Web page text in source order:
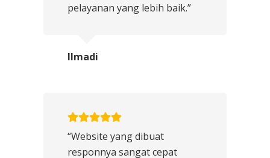
pelayanan yang lebih baik.”
Ilmadi
“Website yang dibuat
responnya sangat cepat